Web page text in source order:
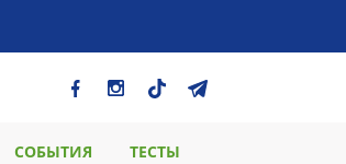
СОБЫТИЯ ТЕСТЫ